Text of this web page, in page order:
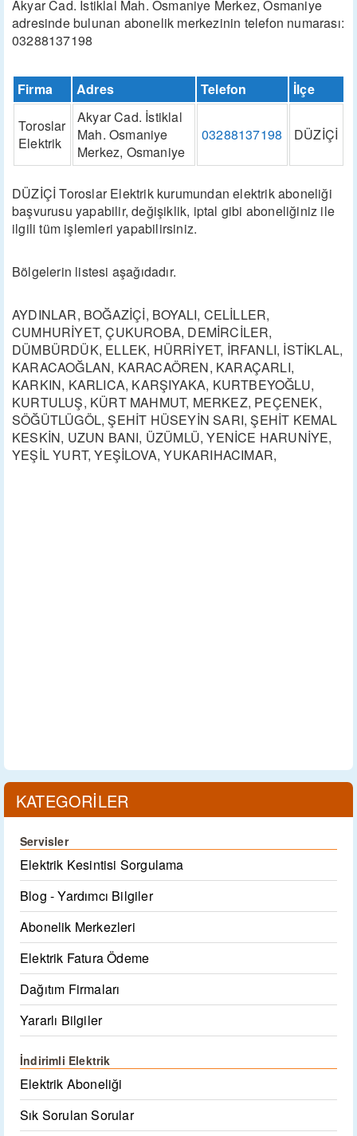
Akyar Cad. İstiklal Mah. Osmaniye Merkez, Osmaniye
adresinde bulunan abonelik merkezinin telefon numarası:
03288137198
Firma Adres Telefon
İlçe
Toroslar
Elektrik
Akyar Cad. İstiklal
Mah. Osmaniye
Merkez, Osmaniye
03288137198 DÜZİÇİ
DÜZİÇİ Toroslar Elektrik kurumundan elektrik aboneliği
başvurusu yapabilir, değişiklik, iptal gibi aboneliğiniz ile
ilgili tüm işlemleri yapabilirsiniz.
Bölgelerin listesi aşağıdadır.
AYDINLAR, BOĞAZİÇİ, BOYALI, CELİLLER,
CUMHURİYET, ÇUKUROBA, DEMİRCİLER,
DÜMBÜRDÜK, ELLEK, HÜRRİYET, İRFANLI, İSTİKLAL,
KARACAOĞLAN, KARACAÖREN, KARAÇARLI,
KARKIN, KARLICA, KARŞIYAKA, KURTBEYOĞLU,
KURTULUŞ, KÜRT MAHMUT, MERKEZ, PEÇENEK,
SÖĞÜTLÜGÖL, ŞEHİT HÜSEYİN SARI, ŞEHİT KEMAL
KESKİN, UZUN BANI, ÜZÜMLÜ, YENİCE HARUNİYE,
YEŞİL YURT, YEŞİLOVA, YUKARIHACIMAR,
KATEGORİLER
Servisler
Elektrik Kesintisi Sorgulama
Blog - Yardımcı Bilgiler
Abonelik Merkezleri
Elektrik Fatura Ödeme
Dağıtım Firmaları
Yararlı Bilgiler
İndirimli Elektrik
Elektrik Aboneliği
Sık Sorulan Sorular